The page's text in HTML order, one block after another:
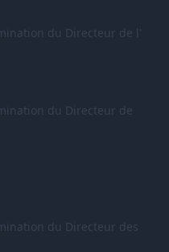
du Directeur de l'
du Directeur de
du Directeur des